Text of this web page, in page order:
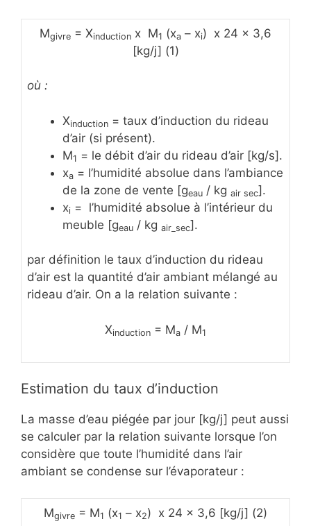
Mgivre = Xinduction x M1 (xa – xi) x 24 x 3,6
[kg/j] (1)
où :
Xinduction = taux d’induction du rideau
d’air (si présent).
M1 = le débit d’air du rideau d’air [kg/s].
xa = l’humidité absolue dans l’ambiance
de la zone de vente [geau / kg air sec].
xi = l’humidité absolue à l’intérieur du
meuble [geau / kg air_sec].
par définition le taux d’induction du rideau
d’air est la quantité d’air ambiant mélangé au
rideau d’air. On a la relation suivante :
Xinduction = Ma / M1
Estimation du taux d’induction
La masse d’eau piégée par jour [kg/j] peut aussi
se calculer par la relation suivante lorsque l’on
considère que toute l’humidité dans l’air
ambiant se condense sur l’évaporateur :
Mgivre = M1 (x1 – x2) x 24 x 3,6 [kg/j] (2)